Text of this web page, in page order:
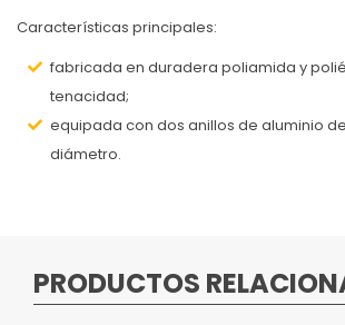
Características principales:
fabricada en duradera poliamida y
tenacidad;
equipada con dos anillos de aluminio
diámetro.
PRODUCTOS